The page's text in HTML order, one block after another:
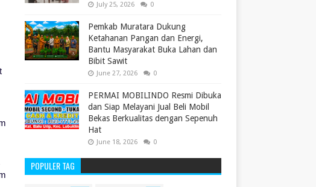
July 25, 2026 0
Pemkab Muratara Dukung
Ketahanan Pangan dan Energi,
Bantu Masyarakat Buka Lahan dan
Bibit Sawit
June 27, 2026 0
PERMAI MOBILINDO Resmi Dibuka
dan Siap Melayani Jual Beli Mobil
Bekas Berkualitas dengan Sepenuh
Hat
June 18, 2026 0
POPULER TAG